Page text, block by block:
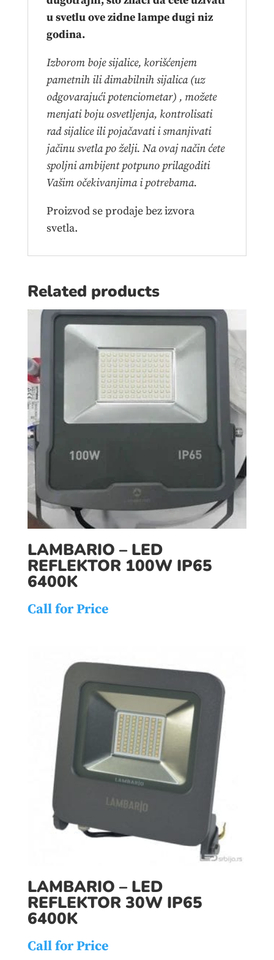
u svetlu ove zidne lampe dugi niz
godina.
Izborom boje sijalice, korišćenjem
pametnih ili dimabilnih sijalica (uz
odgovarajući potenciometar) , možete
menjati boju osvetljenja, kontrolisati
rad sijalice ili pojačavati i smanjivati
jačinu svetla po želji. Na ovaj način ćete
spoljni ambijent potpuno prilagoditi
Vašim očekivanjima i potrebama.
Proizvod se prodaje bez izvora
svetla.
Related products
LAMBARIO – LED
REFLEKTOR 100W IP65
6400K
Call for Price
LAMBARIO – LED
REFLEKTOR 30W IP65
6400K
Call for Price